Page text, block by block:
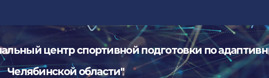
центр спортивной подготовки по
Челябинской области"